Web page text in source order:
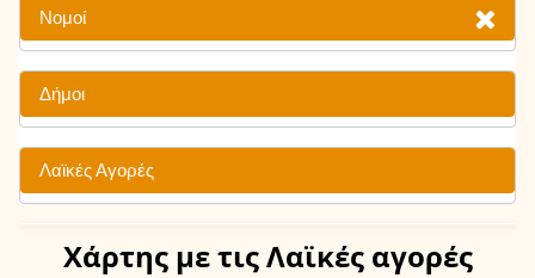
Νομοί
Δήμοι
Λαϊκές Αγορές
Χάρτης με τις Λαϊκές αγορές